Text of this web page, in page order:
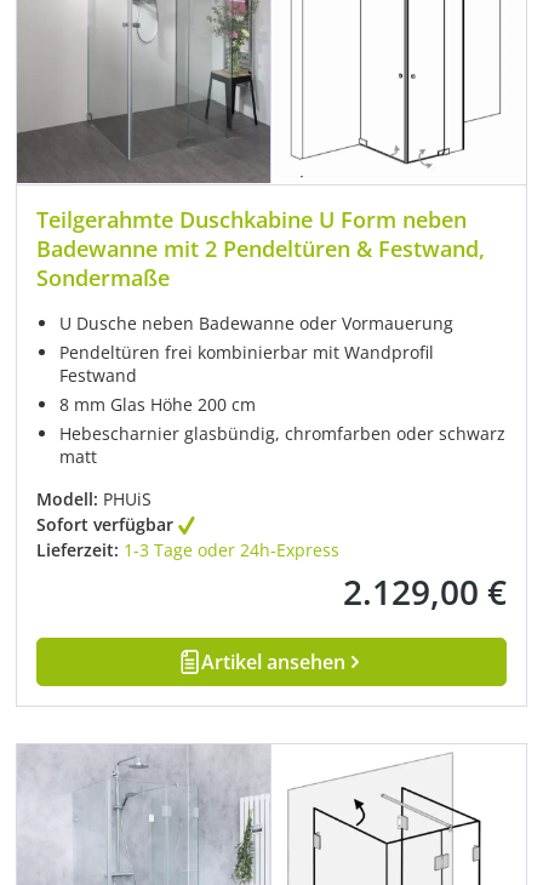
Teilgerahmte Duschkabine U Form neben
Badewanne mit 2 Pendeltüren & Festwand,
Sondermaße
U Dusche neben Badewanne oder Vormauerung
Pendeltüren frei kombinierbar mit Wandprofil
Festwand
8 mm Glas Höhe 200 cm
Hebescharnier glasbündig, chromfarben oder schwarz
matt
Modell: PHUiS
Sofort verfügbar
Lieferzeit: 1-3 Tage oder 24h-Express
Regulärer Preis:
2.129,00 €
Artikel ansehen